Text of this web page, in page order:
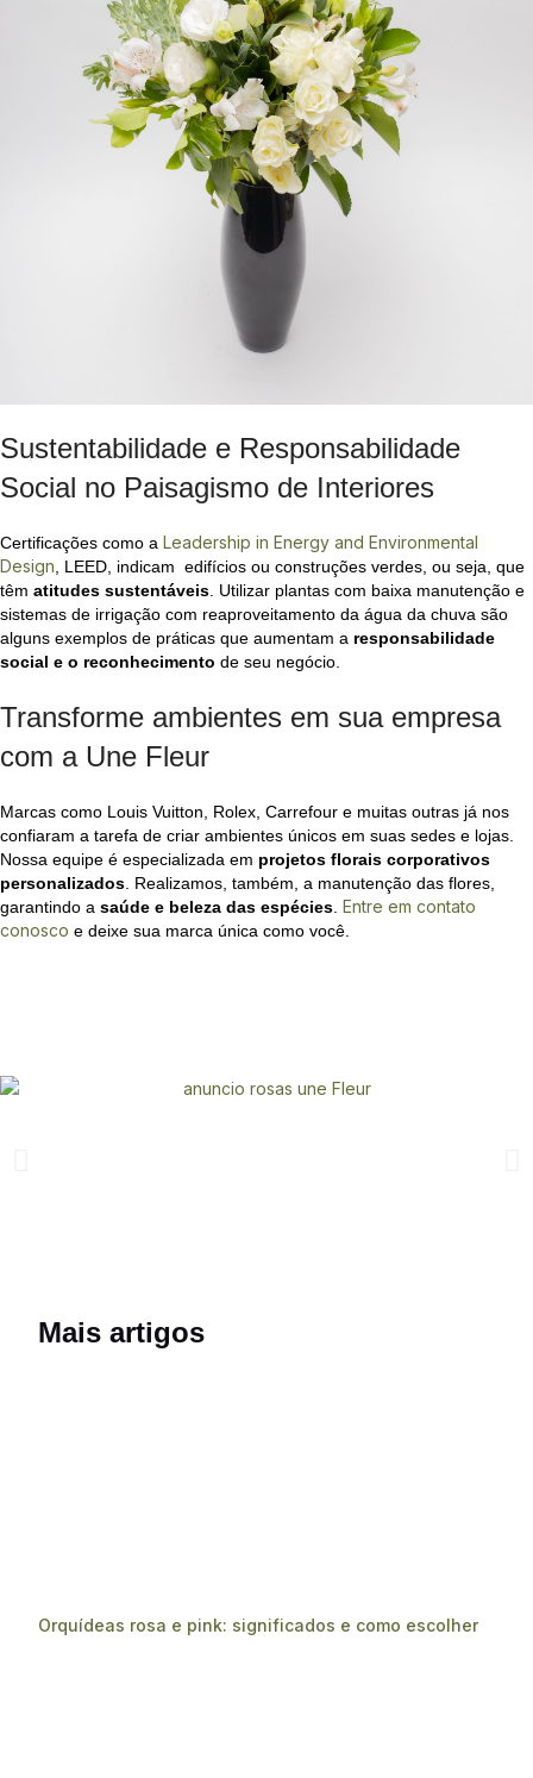
Sustentabilidade e Responsabilidade
Social no Paisagismo de Interiores
Certificações como a Leadership in Energy and Environmental
Design , LEED, indicam edifícios ou construções verdes, ou seja, que
têm atitudes sustentáveis . Utilizar plantas com baixa manutenção e
sistemas de irrigação com reaproveitamento da água da chuva são
alguns exemplos de práticas que aumentam a responsabilidade
social e o reconhecimento de seu negócio.
Transforme ambientes em sua empresa
com a Une Fleur
Marcas como Louis Vuitton, Rolex, Carrefour e muitas outras já nos
confiaram a tarefa de criar ambientes únicos em suas sedes e lojas.
Nossa equipe é especializada em projetos florais corporativos
personalizados . Realizamos, também, a manutenção das flores,
garantindo a saúde e beleza das espécies Entre em contato
conosco e deixe sua marca única como você.
Mais artigos
Orquídeas rosa e pink: significados e como escolher